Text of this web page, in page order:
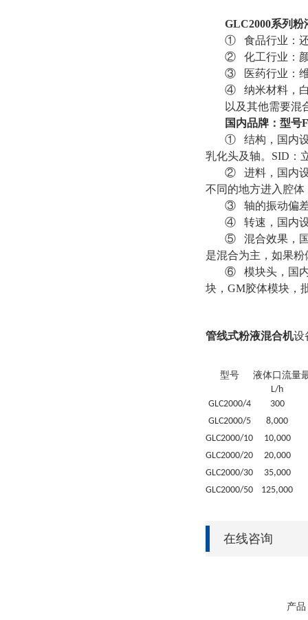
GLC2000系列粉
① 食品行业：还
② 化工行业：颜
③ 医药行业：
④ 纳米材料，白
以及其他需要混
国内品牌：型号
① 结构，国内设
乳化头及轴。SID：
② 进料，国内设
不同的地方进入腔
③ 轴的振动偏差
④ 转速，国内设
⑤ 混合效果，国
是混合为主，如果
⑥ 模块头，国内
块，GM胶体模块，
管线式粉液混合机设
型号 液体口 流量
L/h
GLC2000/4
300
GLC2000/5 8,000
GLC2000/10 10,000
GLC2000/20 20,000
GLC2000/30 35,000
GLC2000/50 125,000
在线咨询
产品